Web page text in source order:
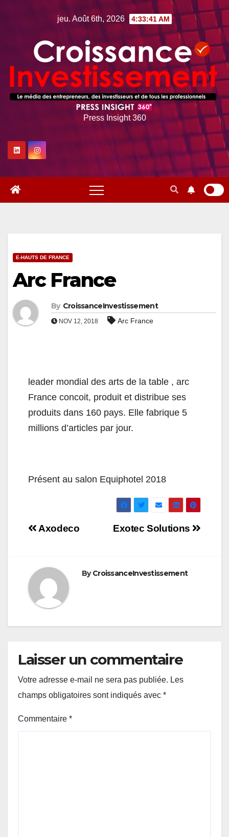
jeu. Août 6th, 2026 4:33:42 AM
Press Insight 360
E-HAUTS DE FRANCE
Arc France
By CroissanceInvestissement
NOV 12, 2018 Arc France
leader mondial des arts de la table , arc
France concoit, produit et distribue ses
produits dans 160 pays. Elle fabrique 5
millions d’articles par jour.
Présent au salon Equiphotel 2018
Navigation
l’article
Exotec Solutions
Axodeco
ByCroissanceInvestissement
Laisser un commentaire
Votre adresse e-mail ne sera pas publiée. Les
champs obligatoires sont indiqués avec *
Commentaire *